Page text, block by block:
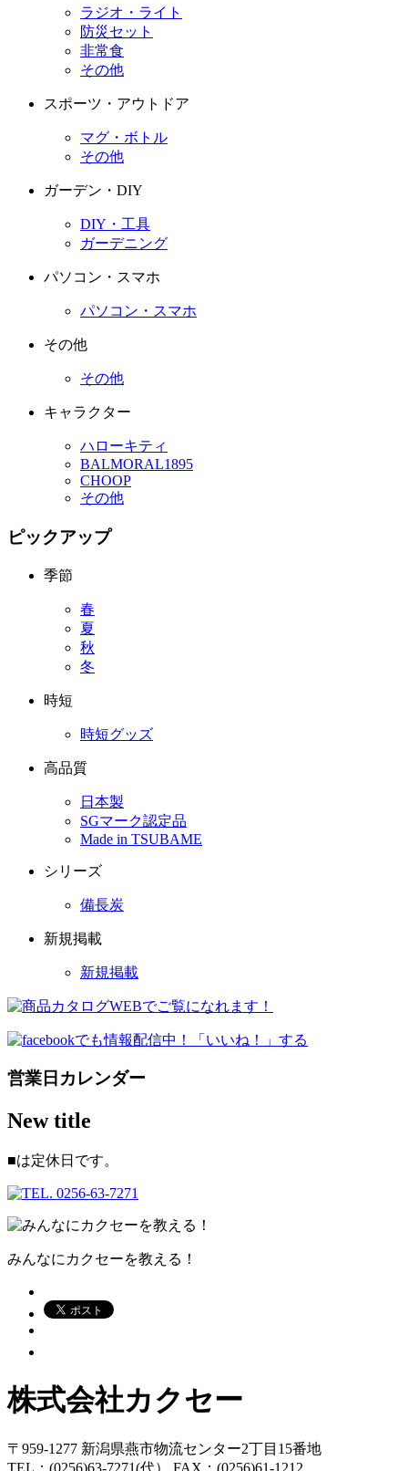
ラジオ・ライト
防災セット
非常食
その他
スポーツ・アウトドア
マグ・ボトル
その他
ガーデン・DIY
DIY・工具
ガーデニング
パソコン・スマホ
パソコン・スマホ
その他
その他
キャラクター
ハローキティ
BALMORAL1895
CHOOP
その他
ピックアップ
季節
春
夏
秋
冬
時短
時短グッズ
高品質
日本製
SGマーク認定品
Made in TSUBAME
シリーズ
備長炭
新規掲載
新規掲載
営業日カレンダー
New title
■は定休日です。
みんなにカクセーを教える！
株式会社カクセー
〒959-1277 新潟県燕市物流センター2丁目15番地
TEL：(0256)63-7271(代） FAX：(0256)61-1212